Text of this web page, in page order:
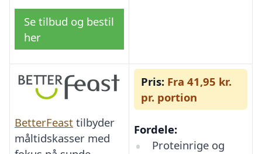
Se tilbud og bestil
her
BetterFeast tilbyder
måltidskasser med
Pris: Fra 41,95 kr.
pr. portion
Fordele:
Proteinrige og